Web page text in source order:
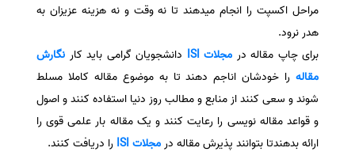
مراحل اکسپت را انجام میدهند تا نه وقت و نه هزینه عزیزان به
هدر نرود.
برای چاپ مقاله در مجلات ISI دانشجویان گرامی باید کار نگارش
مقاله را خودشان اناجم دهند تا به موضوع مقاله کاملا مسلط
شوند و سعی کنند از منابع و مطالب روز دنیا استفاده کنند و اصول
و قواعد مقاله نویسی را رعایت کنند و یک مقاله بار علمی قوی را
ارائه بدهندتا بتوانند پذیرش مقاله درمجلات ISI را دریافت کنند.